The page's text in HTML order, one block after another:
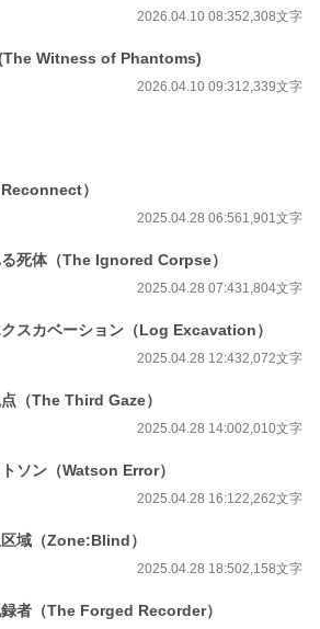
2026.04.10 08:352,308文字
Witness of Phantoms)
2026.04.10 09:312,339文字
）
2025.04.28 06:561,901文字
死体（The Ignored Corpse）
2025.04.28 07:431,804文字
スカベーション（Log Excavation）
2025.04.28 12:432,072文字
（The Third Gaze）
2025.04.28 14:002,010文字
ソン（Watson Error）
2025.04.28 16:122,262文字
域（Zone:Blind）
2025.04.28 18:502,158文字
者（The Forged Recorder）